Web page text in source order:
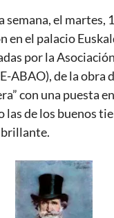
semana, el martes,
en el palacio
por la
ABAO), de la obra
con una puesta
las de los buenos